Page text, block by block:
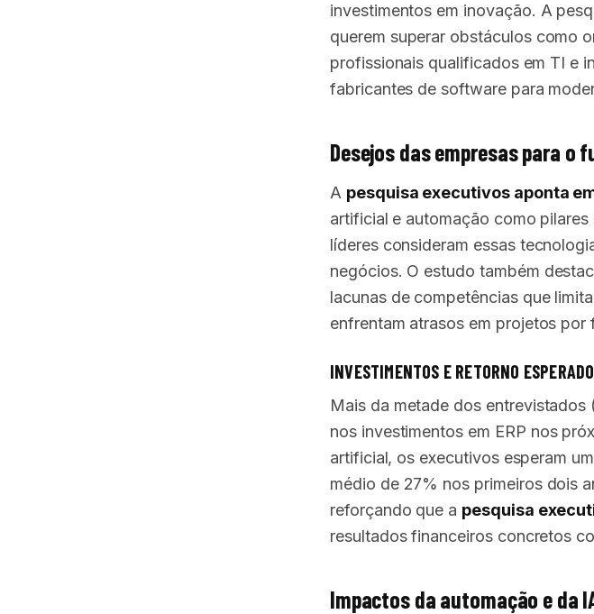
investimentos em inovação. A
querem superar obstáculos como
profissionais qualificados em TI e
fabricantes de software para
Desejos das empresas para o
A pesquisa executivos aponta
artificial e automação como
líderes consideram essas
negócios. O estudo também
lacunas de competências que
enfrentam atrasos em projetos
INVESTIMENTOS E RETORNO ESPERADO
Mais da metade dos
nos investimentos em ERP nos
artificial, os executivos esperam
médio de 27% nos primeiros dois
reforçando que a pesquisa
resultados financeiros concretos
Impactos da automação e da